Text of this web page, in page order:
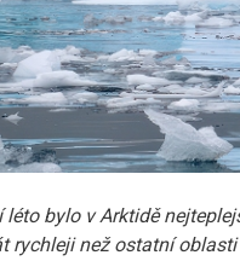
léto bylo v Arktidě
rychleji než ostatní